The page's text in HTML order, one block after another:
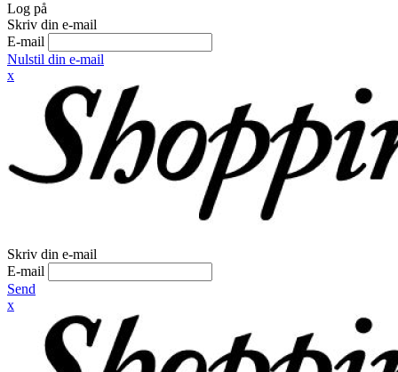
Log på
Skriv din e-mail
E-mail
Nulstil din e-mail
x
Skriv din e-mail
E-mail
Send
x